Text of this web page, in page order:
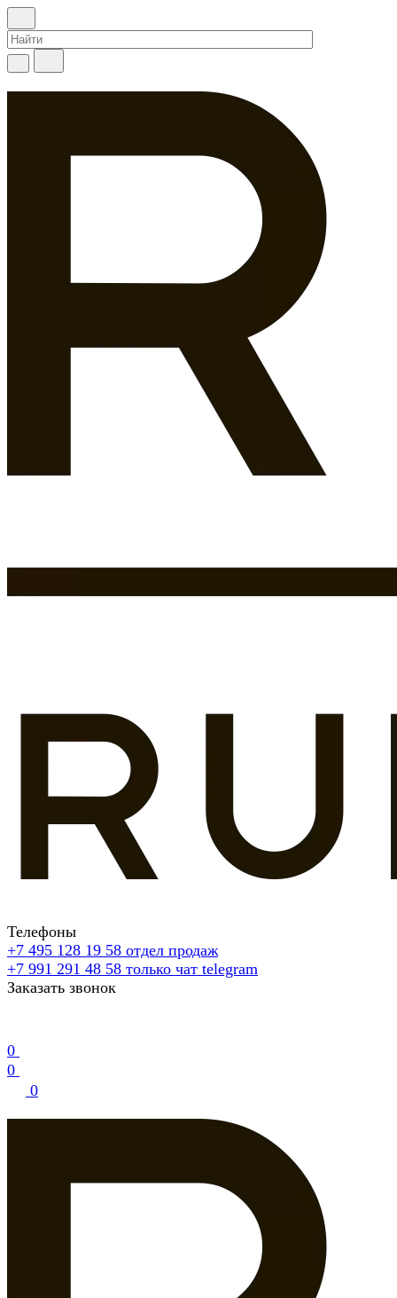
Телефоны
+7 495 128 19 58 отдел продаж
+7 991 291 48 58 только чат telegram
Заказать звонок
0
0
0